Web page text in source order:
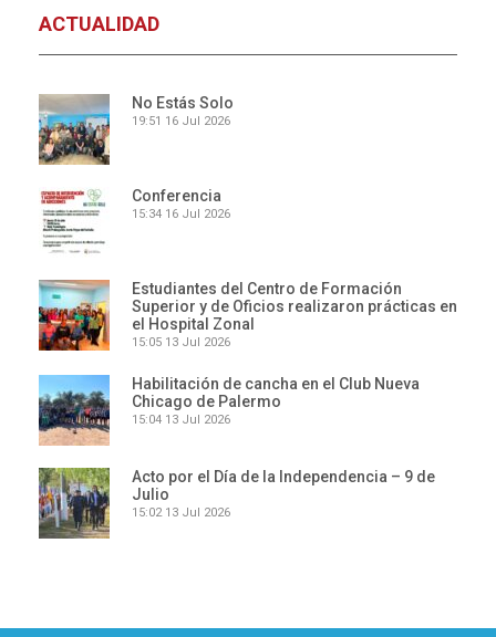
ACTUALIDAD
No Estás Solo
19:51 16 Jul 2026
Conferencia
15:34 16 Jul 2026
Estudiantes del Centro de Formación
Superior y de Oficios realizaron prácticas en
el Hospital Zonal
15:05 13 Jul 2026
Habilitación de cancha en el Club Nueva
Chicago de Palermo
15:04 13 Jul 2026
Acto por el Día de la Independencia – 9 de
Julio
15:02 13 Jul 2026